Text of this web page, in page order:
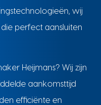
wij
perfect aansluiten
Heijmans? Wij zijn
aankomsttijd
efficiënte en